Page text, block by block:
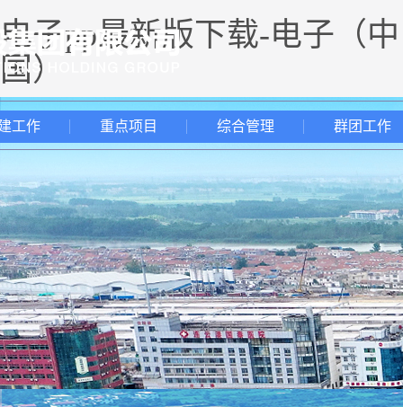
电子pp最新版下载-电子（中
国）
工作 重点项目 综合管理 群团工作